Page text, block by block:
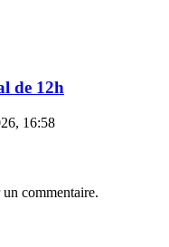
de 12h
16:58
commentaire.